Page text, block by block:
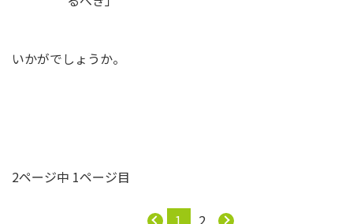
いかがでしょうか。
2ページ中 1ページ目